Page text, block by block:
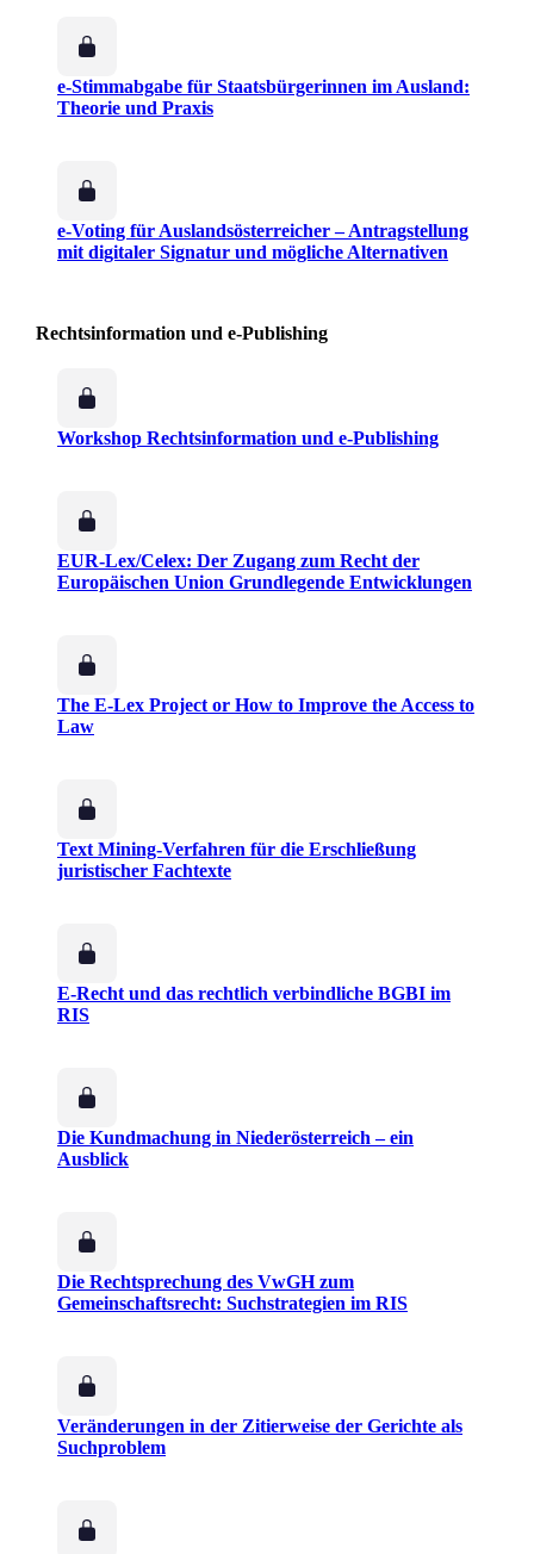
e-Stimmabgabe für Staatsbürgerinnen im Ausland:
Theorie und Praxis
e-Voting für Auslandsösterreicher – Antragstellung
mit digitaler Signatur und mögliche Alternativen
Rechtsinformation und e-Publishing
Workshop Rechtsinformation und e-Publishing
EUR-Lex/Celex: Der Zugang zum Recht der
Europäischen Union Grundlegende Entwicklungen
The E-Lex Project or How to Improve the Access to
Law
Text Mining-Verfahren für die Erschließung
juristischer Fachtexte
E-Recht und das rechtlich verbindliche BGBI im
RIS
Die Kundmachung in Niederösterreich – ein
Ausblick
Die Rechtsprechung des VwGH zum
Gemeinschaftsrecht: Suchstrategien im RIS
Veränderungen in der Zitierweise der Gerichte als
Suchproblem